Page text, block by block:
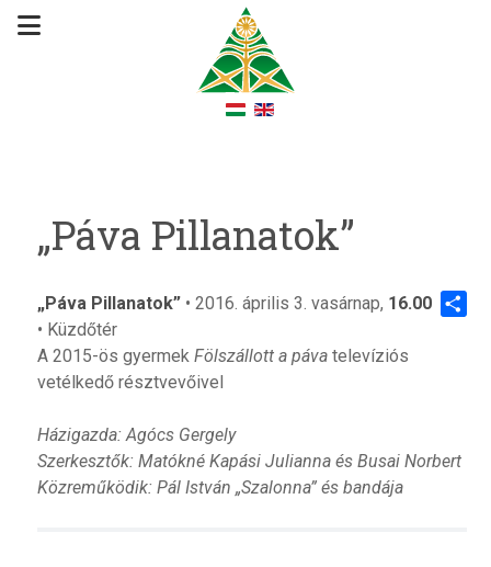
„Páva Pillanatok”
„Páva Pillanatok”• 2016. április 3. vasárnap, 16.00
• Küzdőtér
A 2015-ös gyermek Fölszállott a pávatelevíziós
vetélkedő résztvevőivel
Házigazda: Agócs Gergely
Szerkesztők: Matókné Kapási Julianna és Busai Norbert
Közreműködik: Pál István „Szalonna” és bandája